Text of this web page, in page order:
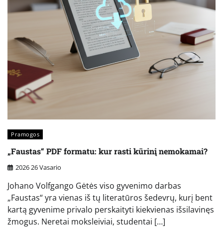
Pramogos
„Faustas“ PDF formatu: kur rasti kūrinį nemokamai?
2026 26 Vasario
Johano Volfgango Gėtės viso gyvenimo darbas
„Faustas“ yra vienas iš tų literatūros šedevrų, kurį bent
kartą gyvenime privalo perskaityti kiekvienas išsilavinęs
žmogus. Neretai moksleiviai, studentai […]